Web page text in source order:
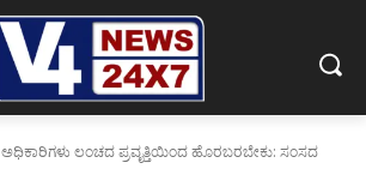
ಅಧಿಕಾರಿಗಳು ಲಂಚದ ಪ್ರವೃತ್ತಿಯಿಂದ‌ ಹೊರಬರಬೇಕು: ಸಂಸದ